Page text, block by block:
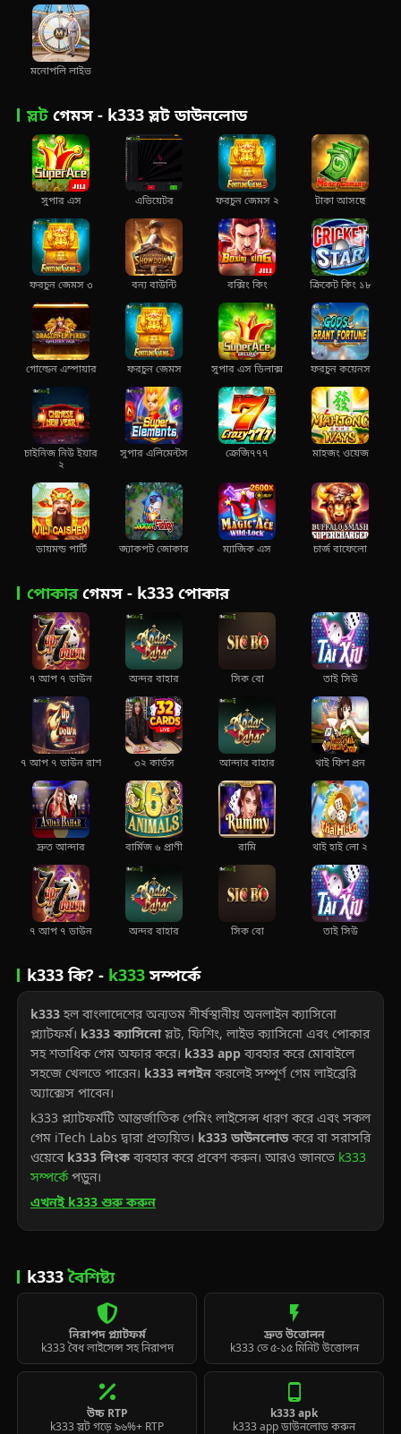
মনোপলি লাইভ
স্লট গেমস - k333 স্লট ডাউনলোড
সুপার এস এভিয়েটর ফরচুন জেমস ২ টাকা আসছে
ফরচুন জেমস ৩ বন্য বাউন্টি বক্সিং কিং ক্রিকেট কিং ১৮
গোল্ডেন এম্পায়ার ফরচুন জেমস সুপার এস ডিলাক্স ফরচুন কয়েনস
চাইনিজ নিউ ইয়ার
২
সুপার এলিমেন্টস ক্রেজি৭৭৭ মাহজং ওয়েজ
ডায়মন্ড পার্টি জ্যাকপট জোকার ম্যাজিক এস চার্জ বাফেলো
পোকারগেমস - k333 পোকার
৭ আপ ৭ ডাউন অন্দর বাহার সিক বো তাই সিউ
৭ আপ ৭ ডাউন রাশ ৩২ কার্ডস আন্দার বাহার থাই ফিশ প্রন
দ্রুত আন্দার বার্মিজ ৬ প্রাণী রামি থাই হাই লো ২
৭ আপ ৭ ডাউন অন্দর বাহার সিক বো তাই সিউ
k333 কি? - k333সম্পর্কে
k333 হল বাংলাদেশের অন্যতম শীর্ষস্থানীয় অনলাইন ক্যাসিনো
প্ল্যাটফর্ম। k333 ক্যাসিনোস্লট, ফিশিং, লাইভ ক্যাসিনো এবং পোকার
সহ শতাধিক গেম অফার করে। k333 app ব্যবহার করে মোবাইলে
সহজে খেলতে পারেন। k333 লগইন করলেই সম্পূর্ণ গেম লাইব্রেরি
অ্যাক্সেস পাবেন।
k333 প্ল্যাটফর্মটি আন্তর্জাতিক গেমিং লাইসেন্স ধারণ করে এবং সকল
গেম iTech Labs দ্বারা প্রত্যয়িত। k333 ডাউনলোডকরে বা সরাসরি
ওয়েবে k333 লিংক ব্যবহার করে প্রবেশ করুন। আরও জানতে k333
সম্পর্কেপড়ুন।
এখনই k333 শুরু করুন
k333বৈশিষ্ট্য
নিরাপদ প্ল্যাটফর্ম
k333 বৈধ লাইসেন্স সহ নিরাপদ
flash_on
দ্রুত উত্তোলন
k333 তে ৫-১৫ মিনিট উত্তোলন
উচ্চ RTP
k333 স্লট গড়ে ৯৬%+ RTP
phone_android
k333 apk
k333 app ডাউনলোড করুন